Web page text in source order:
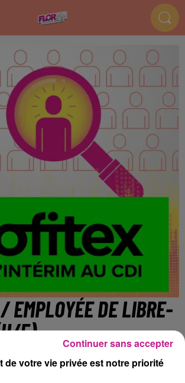
EMPLOYÉE DE LIBRE-
F)
de votre vie privée est notre priorité
Continuer sans accepter